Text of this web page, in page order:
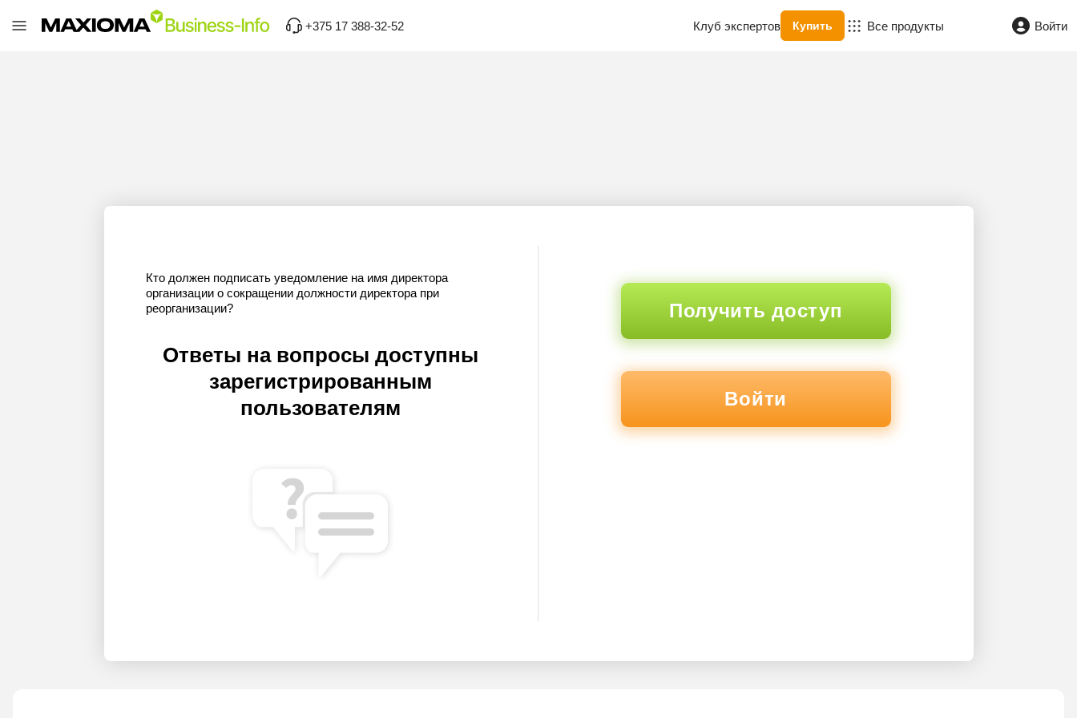
+375 17 388-32-52 Клуб экспертов Купить Все продукты Войти
Кто должен подписать уведомление на имя директора
организации о сокращении должности директора при
реорганизации?
Ответы на вопросы доступны
зарегистрированным
пользователям
Получить доступ
Войти